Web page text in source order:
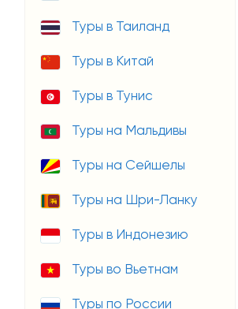
Туры в Таиланд
Туры в Китай
Туры в Тунис
Туры на Мальдивы
Туры на Сейшелы
Туры на Шри-Ланку
Туры в Индонезию
Туры во Вьетнам
Туры по России